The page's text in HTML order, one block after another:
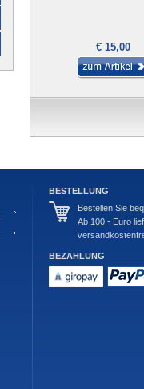
€ 15,00
BESTELLUNG
Bestellen Sie
Ab 100,- Euro
BEZAHLUNG